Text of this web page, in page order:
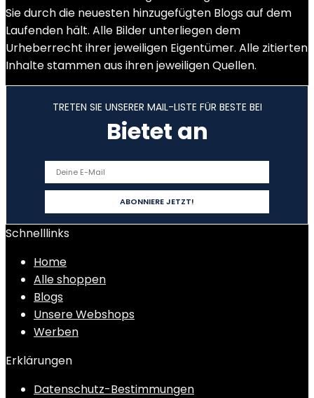
Sie durch die neuesten hinzugefügten Blogs auf dem
Laufenden hält. Alle Bilder unterliegen dem
Urheberrecht ihrer jeweiligen Eigentümer. Alle zitierten
Inhalte stammen aus ihren jeweiligen Quellen.
TRETEN SIE UNSERER MAIL-LISTE FÜR BESTE BEI
Bietet an
Schnelllinks
Home
Alle shoppen
Blogs
Unsere Webshops
Werben
Erklärungen
Datenschutz-Bestimmungen